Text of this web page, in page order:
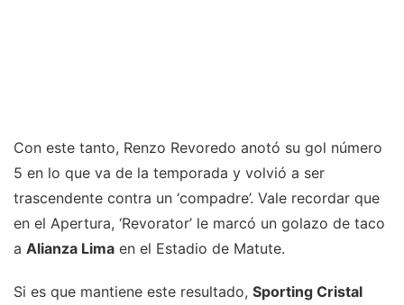
Con este tanto, Renzo Revoredo anotó su gol número
5 en lo que va de la temporada y volvió a ser
trascendente contra un ‘compadre’. Vale recordar que
en el Apertura, ‘Revorator’ le marcó un golazo de taco
a Alianza Lima en el Estadio de Matute.
Si es que mantiene este resultado, Sporting Cristal